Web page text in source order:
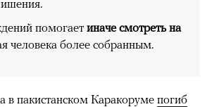
помогает иначе смотреть на
человека более собранным.
в пакистанском Каракоруме погиб